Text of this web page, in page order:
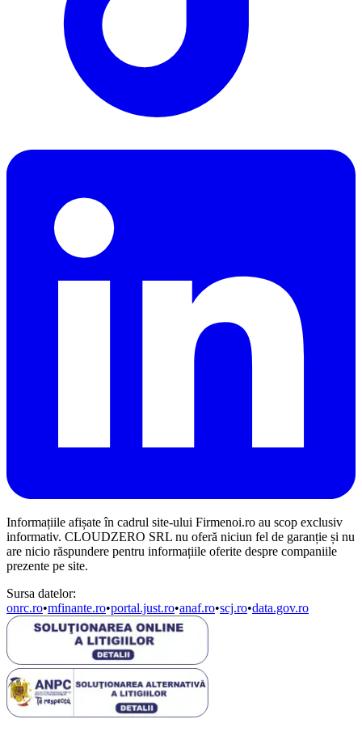
Informațiile afișate în cadrul site-ului Firmenoi.ro au scop exclusiv
informativ. CLOUDZERO SRL nu oferă niciun fel de garanție și nu
are nicio răspundere pentru informațiile oferite despre companiile
prezente pe site.
Sursa datelor:
onrc.ro•mfinante.ro•portal.just.ro•anaf.ro•scj.ro•data.gov.ro